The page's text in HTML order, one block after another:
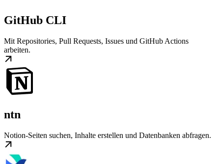
GitHub CLI
Mit Repositories, Pull Requests, Issues und GitHub Actions
arbeiten.
ntn
Notion-Seiten suchen, Inhalte erstellen und Datenbanken abfragen.